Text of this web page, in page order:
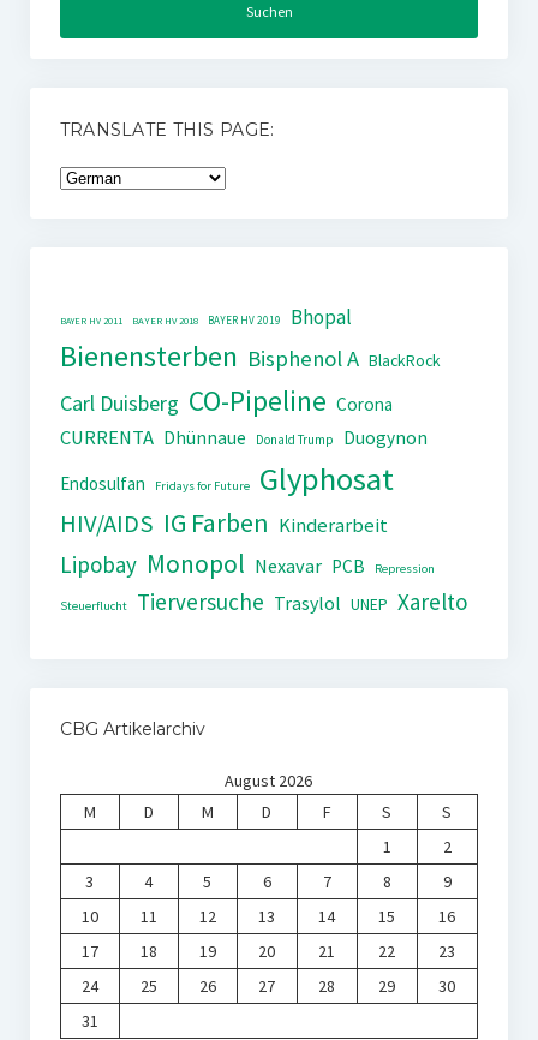
TRANSLATE THIS PAGE:
BAYER HV 2011 BAYER HV 2018 BAYER HV 2019 Bhopal
Bienensterben Bisphenol A BlackRock
Carl Duisberg CO-Pipeline Corona
CURRENTA Dhünnaue Donald Trump
Duogynon
Endosulfan
Fridays for Future Glyphosat
HIV/AIDS IG Farben Kinderarbeit
Lipobay Monopol Nexavar PCB Repression
Steuerflucht Tierversuche Trasylol UNEP Xarelto
CBG Artikelarchiv
August 2026
M
D M D F S
S
1
2
3
4 5 6 7 8
9
10
11 12 13 14 15
16
17
18 19 20 21 22
23
24
25 26 27 28 29
30
31